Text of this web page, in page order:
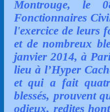
Montrouge, le
Fonctionnaires
l'exercice de leurs
et de nombreux
janvier 2014,à
lieu à l’Hyper
et qui a fait
blessés, prouvent
odieux, redites